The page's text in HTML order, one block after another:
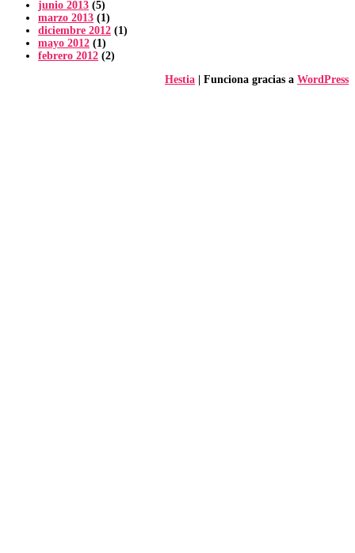
junio 2013 (5)
marzo 2013 (1)
diciembre 2012 (1)
mayo 2012 (1)
febrero 2012 (2)
Hestia | Funciona gracias a WordPress